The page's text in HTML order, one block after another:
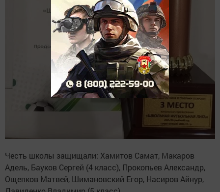
Честь школы защищали: Хамитов Самат, Макаров
Адель, Бауков Сергей (4 класс), Прокопьев Александр,
Ощепков Матвей, Шимановский Егор, Насиров Айнур,